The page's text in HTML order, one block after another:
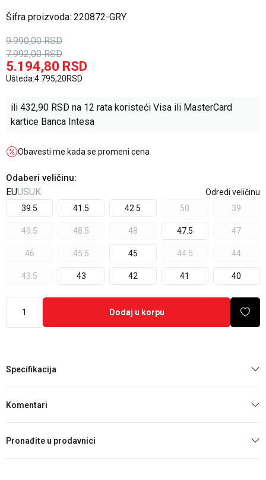
Šifra proizvoda: 220872-GRY
9.990,00 RSD
7.992,00 RSD
5.194,80 RSD
Ušteda:4.795,20RSD
ili 432,90 RSD na 12 rata koristeći Visa ili MasterCard
kartice Banca Intesa
Obavesti me kada se promeni cena
Odaberi veličinu:
EUUSUK
Odredi veličinu
39.5
41.5 42.5 50 39
49.5 48.5 48 47.5 47
46 45.5 45 44.5 44
43.5 43 42 41 40
Dodaj u korpu
Specifikacija
Komentari
Pronađite u prodavnici